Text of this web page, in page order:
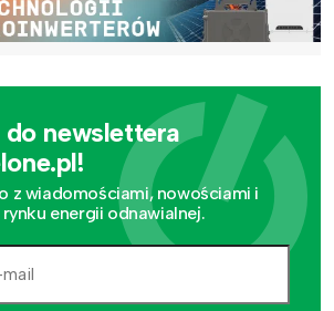
do newslettera
z wiadomościami, nowościami i
energii odnawialnej.